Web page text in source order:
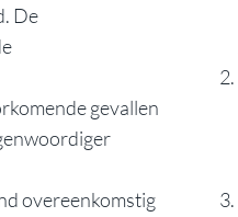
De
gevallen
overeenkomstig